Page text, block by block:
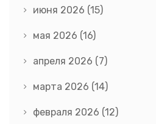
июня 2026 (15)
мая 2026 (16)
апреля 2026 (7)
марта 2026 (14)
февраля 2026 (12)